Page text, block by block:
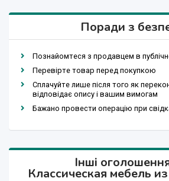
Поради з
Познайомтеся з продавцем в
Перевірте товар перед покупкою
Сплачуйте лише після того як
відповідає опису і вашим вимогам
Бажано провести операцію при
Інші
Классическая мебель